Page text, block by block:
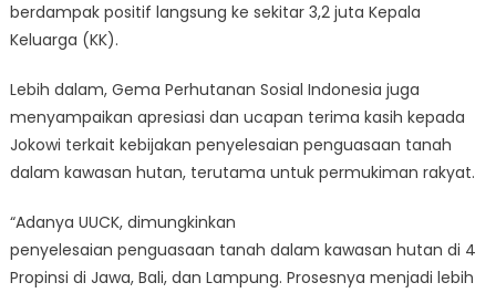
berdampak positif langsung ke sekitar 3,2 juta Kepala
Keluarga (KK).
Lebih dalam, Gema Perhutanan Sosial Indonesia juga
menyampaikan apresiasi dan ucapan terima kasih kepada
Jokowi terkait kebijakan penyelesaian penguasaan tanah
dalam kawasan hutan, terutama untuk permukiman rakyat.
“Adanya UUCK, dimungkinkan
penyelesaian penguasaan tanah dalam kawasan hutan di 4
Propinsi di Jawa, Bali, dan Lampung. Prosesnya menjadi lebih